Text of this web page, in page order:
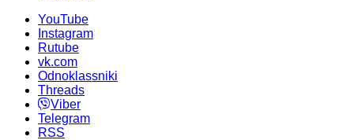
YouTube
Instagram
Rutube
vk.com
Odnoklassniki
Threads
Viber
Telegram
RSS